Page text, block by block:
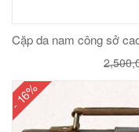
Cặp da nam công sở
- 16%